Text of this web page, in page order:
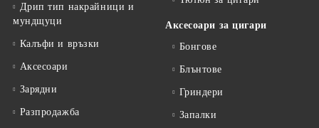
Дрип тип накрайници и
мундщуци
Калъфи и връзки
Аксесоари
Зарядни
Разпродажба
Аксесоари за цигари
Бонгове
Блънтове
Гриндери
Запалки